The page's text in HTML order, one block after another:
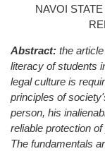
NAVOI
Abstract: the
literacy of students
legal culture is
principles of
person, his
reliable protection
The fundamentals